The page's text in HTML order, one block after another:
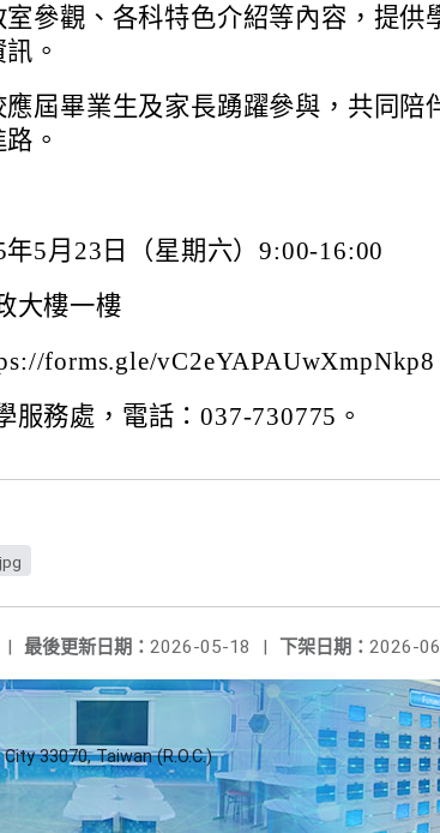
參觀、各科特色介紹等內容，提供
。
屆畢業生及家長踴躍參與，共同陪
。
5月23日（星期六）9:00-16:00
大樓一樓
forms.gle/vC2eYAPAUwXmpNkp8
服務處，電話：037-730775。
下架日期： 2026-
最後更新日期： 2026-05-18 |
|
33070, Taiwan (R.O.C.)